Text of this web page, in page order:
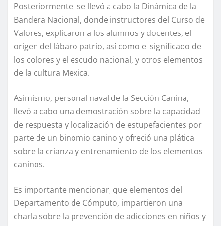
Posteriormente, se llevó a cabo la Dinámica de la
Bandera Nacional, donde instructores del Curso de
Valores, explicaron a los alumnos y docentes, el
origen del lábaro patrio, así como el significado de
los colores y el escudo nacional, y otros elementos
de la cultura Mexica.
Asimismo, personal naval de la Sección Canina,
llevó a cabo una demostración sobre la capacidad
de respuesta y localización de estupefacientes por
parte de un binomio canino y ofreció una plática
sobre la crianza y entrenamiento de los elementos
caninos.
Es importante mencionar, que elementos del
Departamento de Cómputo, impartieron una
charla sobre la prevención de adicciones en niños y